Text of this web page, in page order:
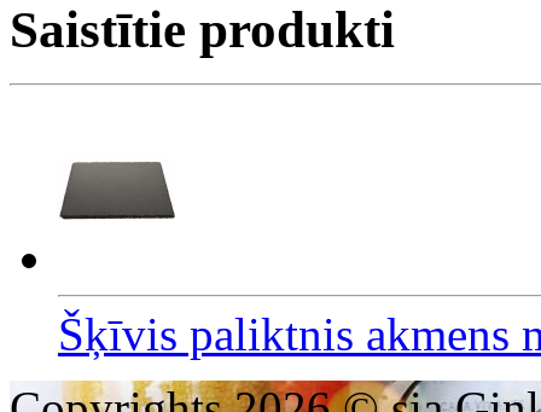
Saistītie produkti
Šķīvis paliktnis akmens